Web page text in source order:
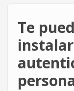
Te